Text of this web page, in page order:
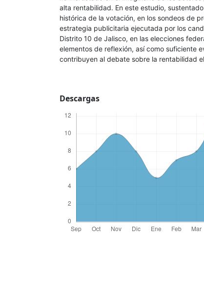
alta rentabilidad. En este estudio,
histórica de la votación, en los sondeos de
estrategia publicitaria ejecutada por los
Distrito 10 de Jalisco, en las elecciones
elementos de reflexión, así como suficiente
contribuyen al debate sobre la rentabilidad
Descargas